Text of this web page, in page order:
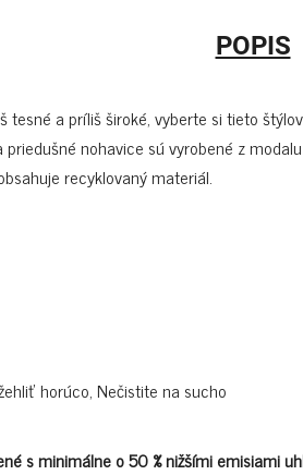
POPIS
a príliš široké, vyberte si tieto
nohavice sú vyrobené z modalu
recyklovaný materiál.
horúco, Nečistite na sucho
s minimálne o 50 % nižšími emisiami